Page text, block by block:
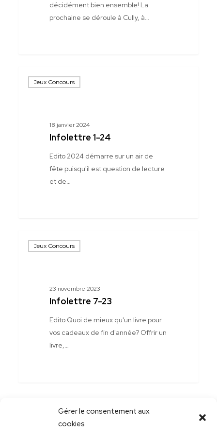
Gérer le consentement aux
cookies
décidément bien ensemble! La
prochaine se déroule à Cully, à…
Jeux Concours
18 janvier 2024
Infolettre 1-24
Edito 2024 démarre sur un air de
fête puisqu'il est question de lecture
et de…
Jeux Concours
23 novembre 2023
Infolettre 7-23
Edito Quoi de mieux qu'un livre pour
vos cadeaux de fin d'année? Offrir un
livre,…